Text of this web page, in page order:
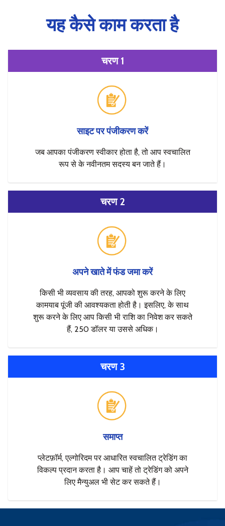
यह कैसे काम करता है
चरण 1
साइट पर पंजीकरण करें
जब आपका पंजीकरण स्वीकार होता है, तो आप स्वचालित
रूप से के नवीनतम सदस्य बन जाते हैं।
चरण 2
अपने खाते में फंड जमा करें
किसी भी व्यवसाय की तरह, आपको शुरू करने के लिए
कामयाब पूंजी की आवश्यकता होती है। इसलिए, के साथ
शुरू करने के लिए आप किसी भी राशि का निवेश कर सकते
हैं, 250 डॉलर या उससे अधिक।
चरण 3
समाप्त
प्लेटफ़ॉर्म, एल्गोरिदम पर आधारित स्वचालित ट्रेडिंग का
विकल्प प्रदान करता है। आप चाहें तो ट्रेडिंग को अपने
लिए मैन्युअल भी सेट कर सकते हैं।